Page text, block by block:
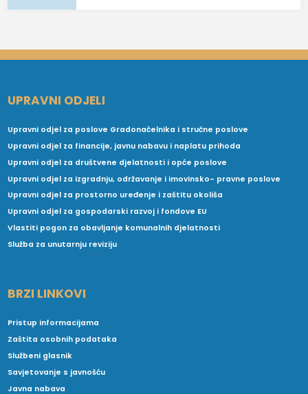
UPRAVNI ODJELI
Upravni odjel za poslove Gradonačelnika i stručne poslove
Upravni odjel za financije, javnu nabavu i naplatu prihoda
Upravni odjel za društvene djelatnosti i opće poslove
Upravni odjel za izgradnju, održavanje i imovinsko- pravne poslove
Upravni odjel za prostorno uređenje i zaštitu okoliša
Upravni odjel za gospodarski razvoj i fondove EU
Vlastiti pogon za obavljanje komunalnih djelatnosti
Služba za unutarnju reviziju
BRZI LINKOVI
Pristup informacijama
Zaštita osobnih podataka
Službeni glasnik
Savjetovanje s javnošću
Javna nabava